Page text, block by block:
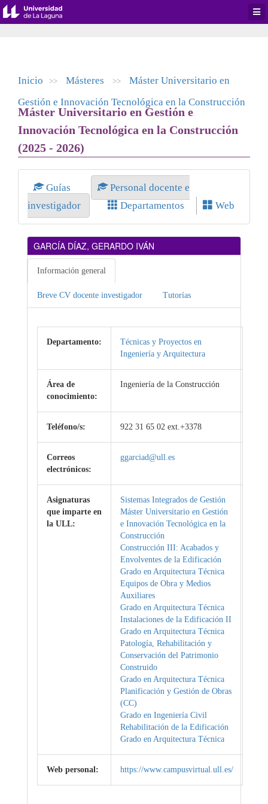
Inicio >> Másteres >>
Máster Universitario en
Gestión e Innovación Tecnológica en la Construcción
Máster Universitario en Gestión e
Innovación Tecnológica en la Construcción
(2025 - 2026)
Guías
Personal docente e
investigador
Departamentos Web
GARCÍA DÍAZ, GERARDO IVÁN
Información general
Breve CV docente investigador Tutorías
Departamento:
Técnicas y Proyectos en
Ingeniería y Arquitectura
Área de
conocimiento:
Ingeniería de la Construcción
Teléfono/s: 922 31 65 02 ext.+3378
Correos
electrónicos:
ggarciad@ull.es
Asignaturas
que imparte en
la ULL:
Sistemas Integrados de Gestión
Máster Universitario en Gestión
e Innovación Tecnológica en la
Construcción
Construcción III: Acabados y
Envolventes de la Edificación
Grado en Arquitectura Técnica
Equipos de Obra y Medios
Auxiliares
Grado en Arquitectura Técnica
Instalaciones de la Edificación II
Grado en Arquitectura Técnica
Patología, Rehabilitación y
Conservación del Patrimonio
Construido
Grado en Arquitectura Técnica
Planificación y Gestión de Obras
(CC)
Grado en Ingeniería Civil
Rehabilitación de la Edificación
Grado en Arquitectura Técnica
Web personal: https://www.campusvirtual.ull.es/